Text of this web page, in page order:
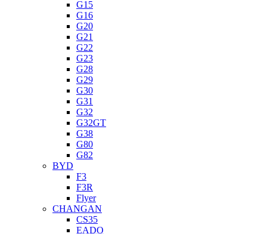
G15
G16
G20
G21
G22
G23
G28
G29
G30
G31
G32
G32GT
G38
G80
G82
BYD
F3
F3R
Flyer
CHANGAN
CS35
EADO